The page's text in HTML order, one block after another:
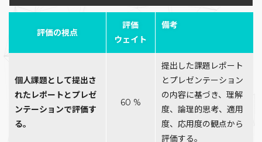
評価の視点
評価
ウェイト
備考
個人課題として提出さ
れたレポートとプレゼ
ンテーションで評価す
る。
60 %
提出した課題レポート
とプレゼンテーション
の内容に基づき、理解
度、論理的思考、適用
度、応用度の観点から
評価する。